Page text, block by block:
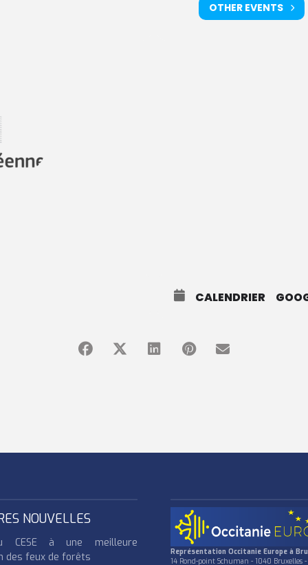
OTHER EVENTS
CALENDRIER
NOUVELLES
CESE à une meilleure
des feux de forêts
Représentation Occitanie Europe à
14 Rond-point Schuman - 1040 Bruxelles